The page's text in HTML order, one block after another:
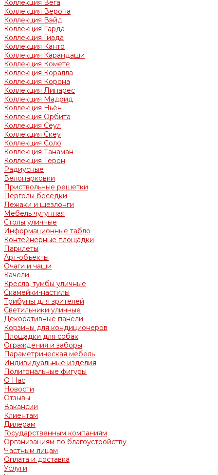
Коллекция Вега
Коллекция Верона
Коллекция Вэйд
Коллекция Гарда
Коллекция Гиада
Коллекция Канто
Коллекция Карандаши
Коллекция Комете
Коллекция Коралла
Коллекция Корона
Коллекция Линарес
Коллекция Мадрид
Коллекция Ньён
Коллекция Орбита
Коллекция Сеул
Коллекция Скеу
Коллекция Соло
Коллекция Танаман
Коллекция Терон
Радиусные
Велопарковки
Приствольные решетки
Перголы беседки
Лежаки и шезлонги
Мебель чугунная
Столы уличные
Информационные табло
Контейнерные площадки
Парклеты
Арт-объекты
Очаги и чаши
Качели
Кресла, тумбы уличные
Скамейки-настилы
Трибуны для зрителей
Светильники уличные
Декоративные панели
Корзины для кондиционеров
Площадки для собак
Ограждения и заборы
Параметрическая мебель
Индивидуальные изделия
Полигональные фигуры
О Нас
Новости
Отзывы
Вакансии
Клиентам
Дилерам
Государственным компаниям
Организациям по благоустройству
Частным лицам
Оплата и доставка
Услуги